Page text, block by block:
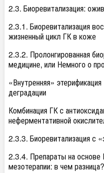
2.3. Биоревитализация:
2.3.1. Биоревитализация
жизненный цикл ГК в коже
2.3.2. Пролонгированная
медицине, или Немного о
«Внутренняя»
деградации
Комбинация ГК с
неферментативной
2.3.3. Биоревитализация с
2.3.4. Препараты на основе
мезотерапии: в чем разница?